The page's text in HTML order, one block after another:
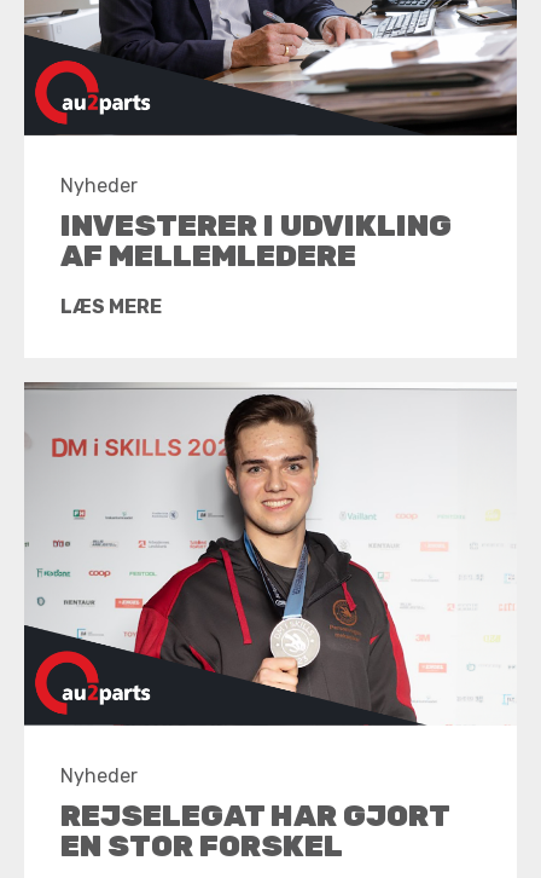
Nyheder
INVESTERER I UDVIKLING
AF MELLEMLEDERE
LÆS MERE
Nyheder
REJSELEGAT HAR GJORT
EN STOR FORSKEL